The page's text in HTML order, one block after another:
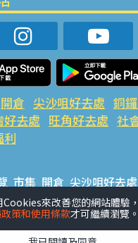
開倉 尖沙咀好去處 銅
好去處 旺角好去處 社
利
市集 開倉 尖沙咀好去處
好去處 荃灣好去處 旺角
來改善您的網站體驗
策和使用條款才可繼續瀏覽。